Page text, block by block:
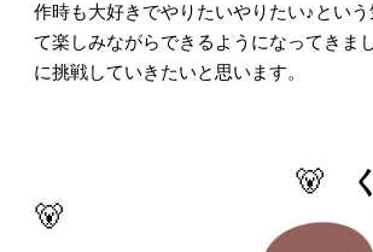
作時も大好きでやりたいやりたい♪という
て楽しみながらできるようになってきま
に挑戦していきたいと思います。
🐻
🐻